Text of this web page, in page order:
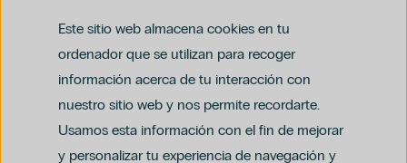
Este sitio web almacena cookies en tu
ordenador que se utilizan para recoger
información acerca de tu interacción con
nuestro sitio web y nos permite recordarte.
Usamos esta información con el fin de mejorar
y personalizar tu experiencia de navegación y